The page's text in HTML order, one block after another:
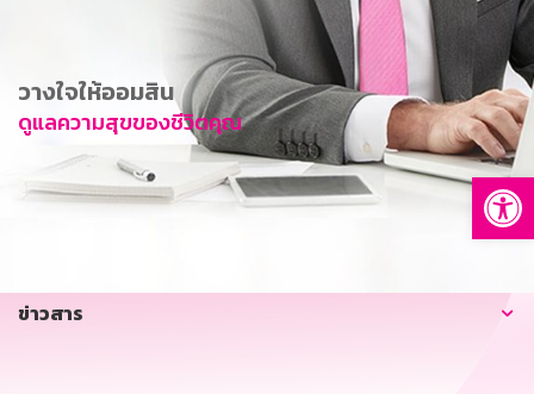
การพัฒนาที่ยั่งยืน
ข่าวสาร
บริการทางการเงิน
อื่นๆ
วางใจให้ออมสิน
ดูแลความสุขของชีวิตคุณ
ข่าวสาร